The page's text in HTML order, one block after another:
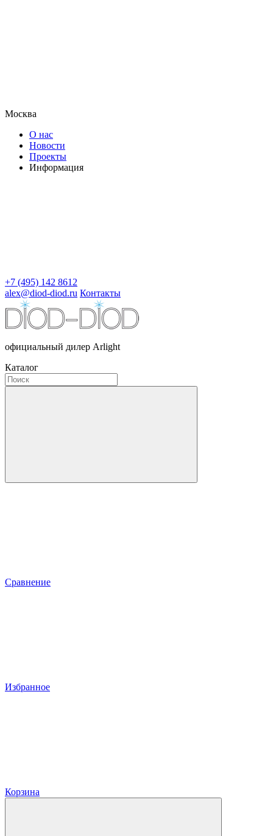
Москва
О нас
Новости
Проекты
Информация
+7 (495) 142 8612
alex@diod-diod.ru Контакты
официальный дилер Arlight
Каталог
Сравнение
Избранное
Корзина